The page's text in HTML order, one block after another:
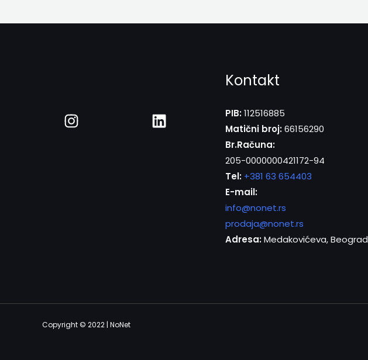
Kontakt
PIB:112516885
Matični broj:66156290
Br.Računa:
205-0000000421172-94
Tel: +381 63 654403
E-mail:
info@nonet.rs
prodaja@nonet.rs
Adresa:Medakovićeva, Beograd
Copyright © 2022 | NoNet